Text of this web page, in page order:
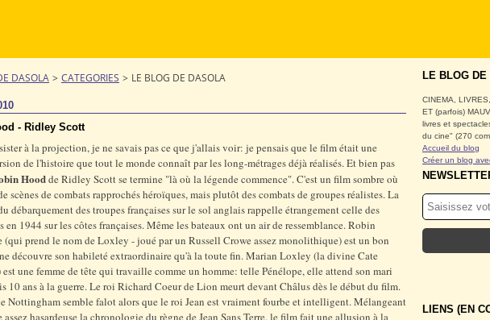
DASOLA > CATEGORIES > LE BLOG DE DASOLA
- Ridley Scott
à la projection, je ne savais pas ce que j'allais voir: je pensais que le film était une
de l'histoire que tout le monde connaît par les long-métrages déjà réalisés. Et bien pas
Hoodde Ridley Scott se termine "là où la légende commence". C'est un film sombre où
scènes de combats rapprochés héroïques, mais plutôt des combats de groupes réalistes. La
débarquement des troupes françaises sur le sol anglais rappelle étrangement celle des
en 1944 sur les côtes françaises. Même les bateaux ont un air de ressemblance. Robin
(qui prend le nom de Loxley - joué par un Russell Crowe assez monolithique) est un bon
découvre son habileté extraordinaire qu'à la toute fin. Marian Loxley (la divine Cate
une femme de tête qui travaille comme un homme: telle Pénélope, elle attend son mari
10 ans à la guerre. Le roi Richard Coeur de Lion meurt devant Châlus dès le début du film.
Nottingham semble falot alors que le roi Jean est vraiment fourbe et intelligent. Mélangeant
assez hasardeuse la chronologie du règne de Jean Sans Terre, le film fait une allusion à la
LE BLOG
CINEMA,
ET (parfois)
livres et
du cine" (270
Accueil du blog
Créer un blog
LIENS (EN